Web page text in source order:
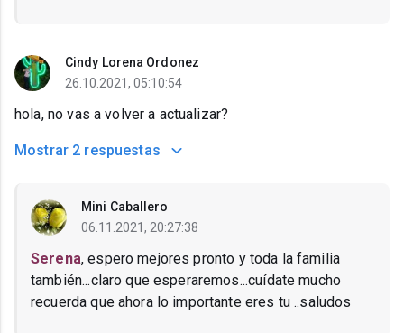
Cindy Lorena Ordonez
26.10.2021, 05:10:54
hola, no vas a volver a actualizar?
Mostrar 2 respuestas
Mini Caballero
06.11.2021, 20:27:38
Serena, espero mejores pronto y toda la familia
también...claro que esperaremos...cuídate mucho
recuerda que ahora lo importante eres tu ..saludos